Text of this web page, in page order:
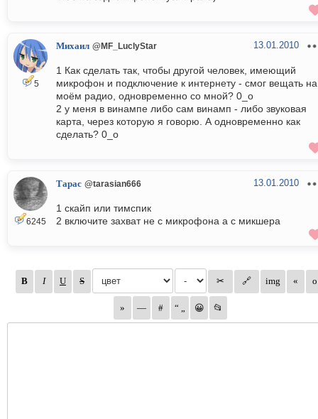
5
Михаил @MF_LuclyStar 13.01.2010
1 Как сделать так, чтобы другой человек, имеющий
микрофон и подключение к интернету - смог вещать на
моём радио, одновременно со мной? 0_о
2 у меня в винампе либо сам винамп - либо звуковая
карта, через которую я говорю. А одновременно как
сделать? 0_о
6245
Тарас @tarasian666 13.01.2010
1 скайп или тимспик
2 включите захват не с микрофона а с микшера